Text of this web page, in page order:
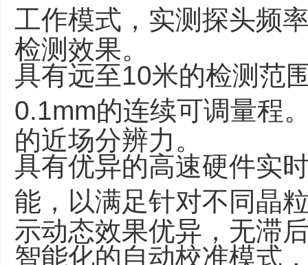
工作模式，实测探头频
检测效果。
具有远至10米的检测范
0.1mm的连续可调量程
的近场分辨力。
具有优异的高速硬件实
能，以满足针对不同晶
示动态效果优异，无滞
智能化的自动校准模式